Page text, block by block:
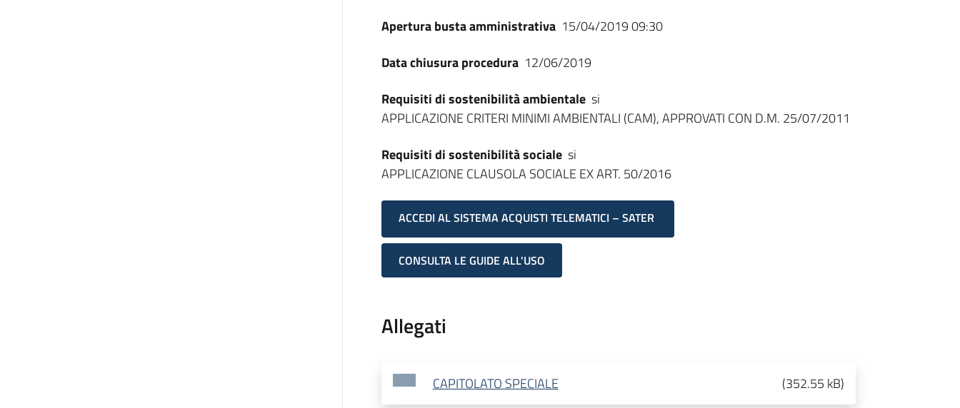
Apertura busta amministrativa 15/04/2019 09:30
Data chiusura procedura 12/06/2019
Requisiti di sostenibilità ambientale si
APPLICAZIONE CRITERI MINIMI AMBIENTALI (CAM), APPROVATI CON D.M. 25/07/2011
Requisiti di sostenibilità sociale si
APPLICAZIONE CLAUSOLA SOCIALE EX ART. 50/2016
ACCEDI AL SISTEMA ACQUISTI TELEMATICI – SATER
CONSULTA LE GUIDE ALL'USO
Allegati
CAPITOLATO SPECIALE (352.55 kB)